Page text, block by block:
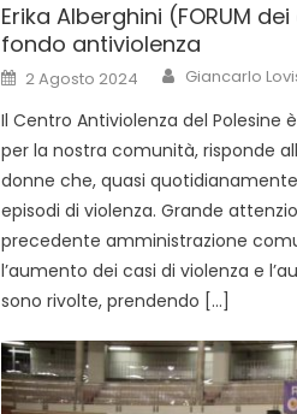
Erika Alberghini (FORUM
fondo antiviolenza
2 Agosto 2024 Giancarlo
Il Centro Antiviolenza del
per la nostra comunità, risponde
donne che, quasi
episodi di violenza. Grande
precedente amministrazione
l’aumento dei casi di violenza e
sono rivolte, prendendo […]